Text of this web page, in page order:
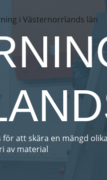
i Västernorrlands län
att skära en mängd
av material